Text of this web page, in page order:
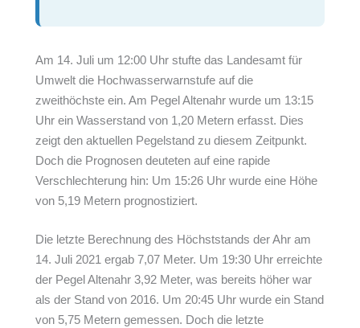
Am 14. Juli um 12:00 Uhr stufte das Landesamt für
Umwelt die Hochwasserwarnstufe auf die
zweithöchste ein. Am Pegel Altenahr wurde um 13:15
Uhr ein Wasserstand von 1,20 Metern erfasst. Dies
zeigt den aktuellen Pegelstand zu diesem Zeitpunkt.
Doch die Prognosen deuteten auf eine rapide
Verschlechterung hin: Um 15:26 Uhr wurde eine Höhe
von 5,19 Metern prognostiziert.
Die letzte Berechnung des Höchststands der Ahr am
14. Juli 2021 ergab 7,07 Meter. Um 19:30 Uhr erreichte
der Pegel Altenahr 3,92 Meter, was bereits höher war
als der Stand von 2016. Um 20:45 Uhr wurde ein Stand
von 5,75 Metern gemessen. Doch die letzte